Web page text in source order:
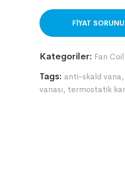
ORDER ON
Kategoriler: Fan Coil
Tags: anti-skald vana,
vanası, termostatik